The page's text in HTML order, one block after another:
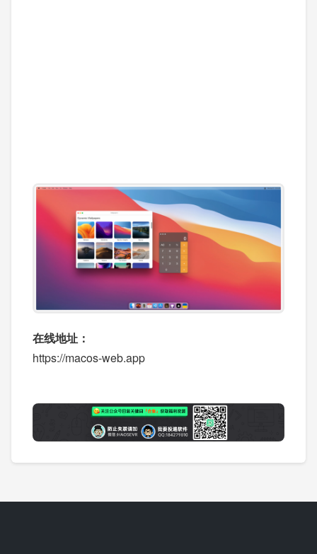
在线地址：
https://macos-web.app